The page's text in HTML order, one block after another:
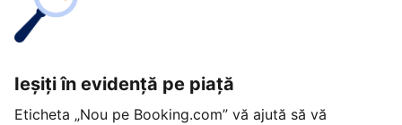
Ieșiți în evidență pe piață
Eticheta „Nou pe Booking.com” vă ajută să vă